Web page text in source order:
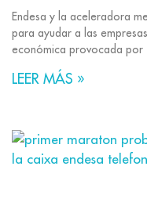
Endesa y la aceleradora
para ayudar a las
económica provocada por
LEER MÁS »